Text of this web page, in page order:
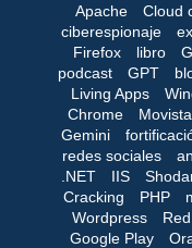
Apache
Cloud
ciberespionaje
Firefox
libro
podcast
GPT
Living Apps
Chrome
Gemini
redes sociales
.NET
IIS
Cracking
PHP
Wordpress
Google Play